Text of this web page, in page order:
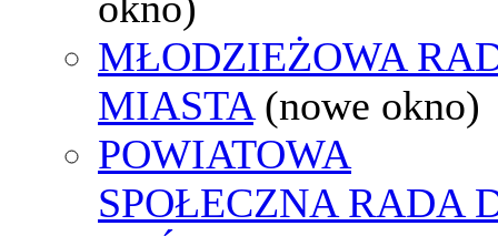
MŁODZIEŻOWA
MIASTA (nowe okno)
POWIATOWA
SPOŁECZNA RADA